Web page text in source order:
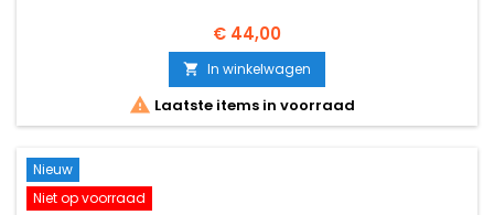
€ 44,00
 In winkelwagen
 Laatste items in voorraad
Nieuw
Niet op voorraad